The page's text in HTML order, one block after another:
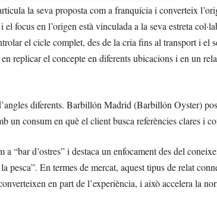
la seva proposta com a franquícia i converteix
focus en l’origen està vinculada a la seva estreta
el cicle complet, des de la cria fins al transport i el
replicar el concepte en diferents ubicacions i en un
diferents. Barbillón Madrid (Barbillón Oyster)
un consum en què el client busca referències clares i
“bar d’ostres” i destaca un enfocament des del
pesca”. En termes de mercat, aquest tipus de relat
en part de l’experiència, i això accelera la